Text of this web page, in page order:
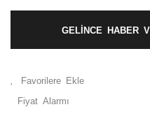
GELİNCE HABER
Fiyat Alarmı